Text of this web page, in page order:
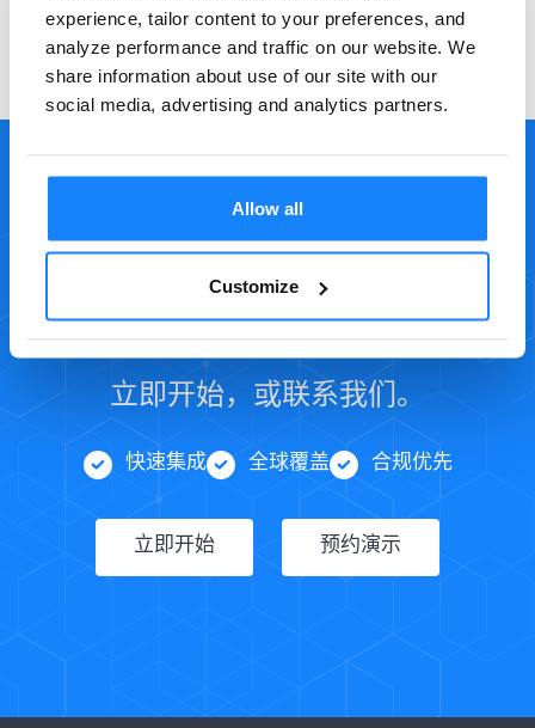
experience, tailor content to your preferences, and
analyze performance and traffic on our website. We
share information about use of our site with our
social media, advertising and analytics partners.
Allow all
Customize
准备好简化 KYC、AML
和身份验证了吗？
立即开始，或联系我们。
快速集成 全球覆盖 合规优先
立即开始 预约演示